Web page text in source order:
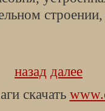
назад далее
скачать